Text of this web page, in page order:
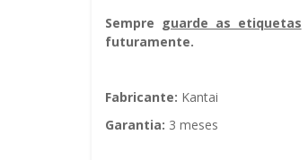
Sempre guarde as etiquetas
futuramente.
Fabricante: Kantai
Garantia: 3 meses